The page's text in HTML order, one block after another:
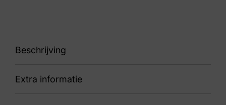
Beschrijving
88 6295 608 1175 K
Extra informatie